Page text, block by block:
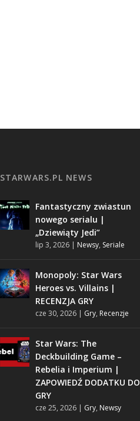
STARWARS.PL NEWS
Fantastyczny zwiastun
nowego serialu |
„Dziewiąty Jedi”
lip 3, 2026| Newsy, Seriale
Monopoly: Star Wars
Heroes vs. Villains |
RECENZJA GRY
cze 30, 2026| Gry, Recenzje
Star Wars: The
Deckbuilding Game –
Rebelia i Imperium |
ZAPOWIEDŹ DODATKU DO
GRY
cze 25, 2026| Gry, Newsy